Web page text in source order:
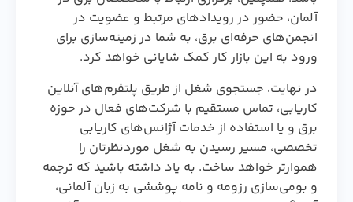
آلمان، حضور در رویدادهای مرتبط و عضویت در
انجمن‌های حرفه‌ای برق، به شما در زمینه‌سازی برای
ورود به این بازار کار کمک شایانی خواهد کرد.
در نهایت، جستجوی شغل از طریق پلتفرم‌های آنلاین
کاریابی، تماس مستقیم با شرکت‌های فعال در حوزه
برق و یا استفاده از خدمات آژانس‌های کاریابی
تخصصی، مسیر رسیدن به شغل موردنظرتان را
هموارتر خواهد ساخت. به یاد داشته باشید که ترجمه
و بومی‌سازی رزومه و نامه پوششی به زبان آلمانی،